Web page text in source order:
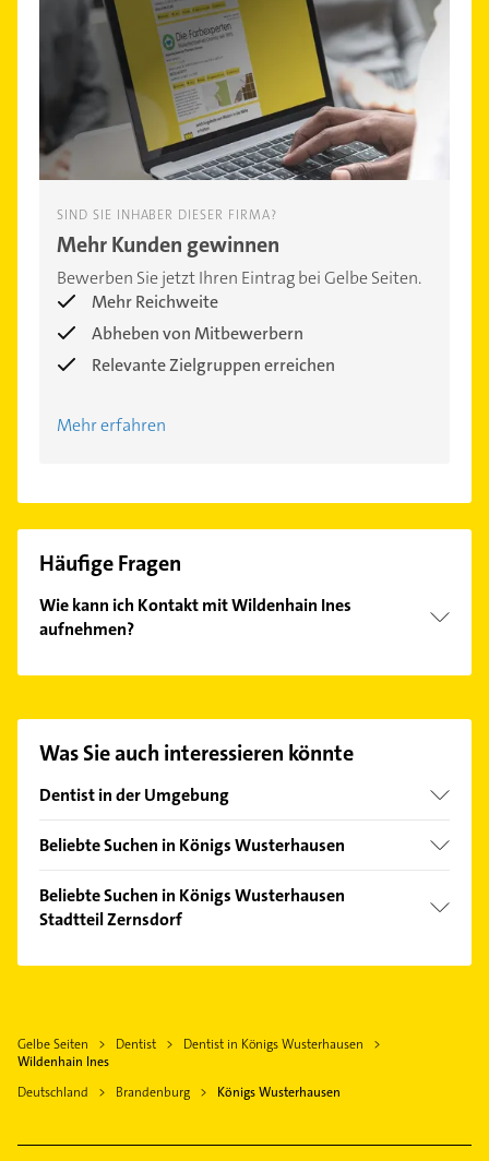
SIND SIE INHABER DIESER FIRMA?
Mehr Kunden gewinnen
Bewerben Sie jetzt Ihren Eintrag bei Gelbe Seiten.
Mehr Reichweite
Abheben von Mitbewerbern
Relevante Zielgruppen erreichen
Mehr erfahren
Häufige Fragen
Wie kann ich Kontakt mit Wildenhain Ines
aufnehmen?
finden Sie alleKontaktdaten.
Was Sie auch interessieren könnte
Dentist in der Umgebung
Wildau
Zeuthen
Bestensee
Erkner
Beliebte Suchen in Königs Wusterhausen
Rechtsanwalt
Physikalische Therapie
Lüftungsanlagen
Heizungsbauer
Heizungsfirmen
Beliebte Suchen in Königs Wusterhausen
Stadtteil Zernsdorf
Gelbe Seiten Dentist
Dentist in Königs Wusterhausen
Wildenhain Ines
Deutschland
Brandenburg Königs Wusterhausen